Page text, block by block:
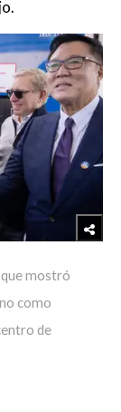
mostró
como
de